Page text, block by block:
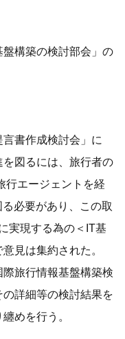
構築の検討部会」の
書作成検討会」に
図るには、旅行者の
行エージェントを経
必要があり、この取
実現する為の＜IT基
見は集約された。
旅行情報基盤構築検
詳細等の検討結果を
めを行う。